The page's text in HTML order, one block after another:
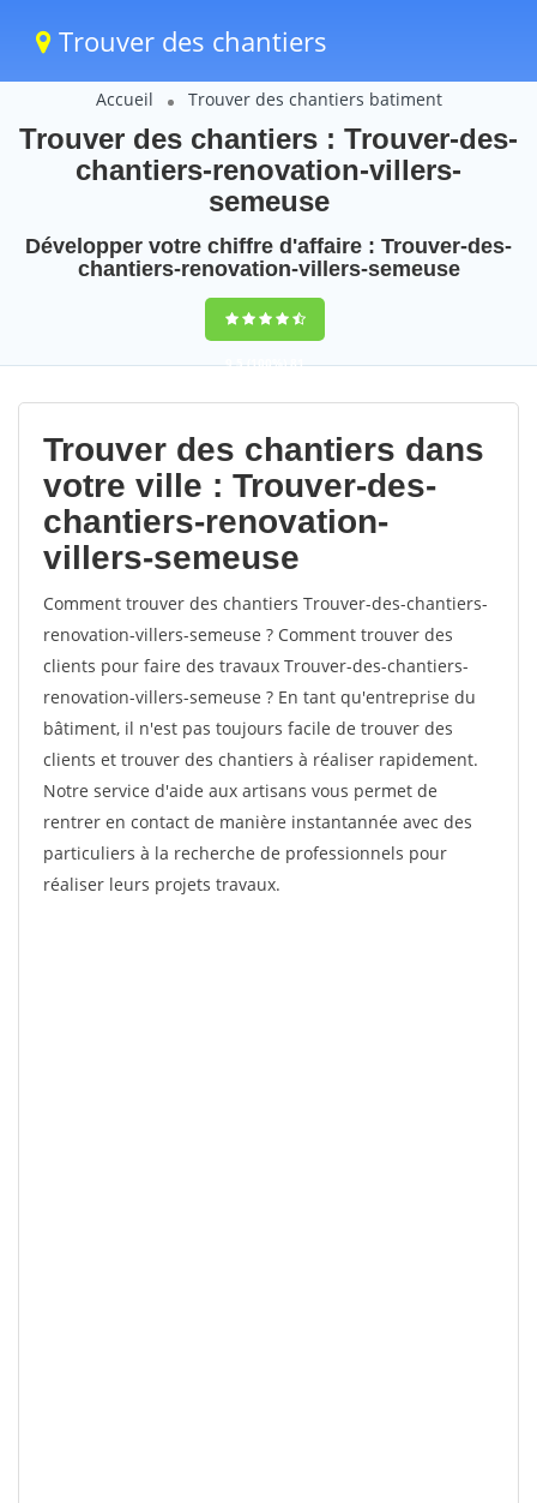
Trouver des chantiers
Accueil Trouver des chantiers batiment
Trouver des chantiers : Trouver-des-
chantiers-renovation-villers-
semeuse
Développer votre chiffre d'affaire : Trouver-des-
chantiers-renovation-villers-semeuse
9,5(100%)81
votes
Trouver des chantiers dans
votre ville : Trouver-des-
chantiers-renovation-
villers-semeuse
Comment trouver des chantiers Trouver-des-chantiers-
renovation-villers-semeuse ? Comment trouver des
clients pour faire des travaux Trouver-des-chantiers-
renovation-villers-semeuse ? En tant qu'entreprise du
bâtiment, il n'est pas toujours facile de trouver des
clients et trouver des chantiers à réaliser rapidement.
Notre service d'aide aux artisans vous permet de
rentrer en contact de manière instantannée avec des
particuliers à la recherche de professionnels pour
réaliser leurs projets travaux.